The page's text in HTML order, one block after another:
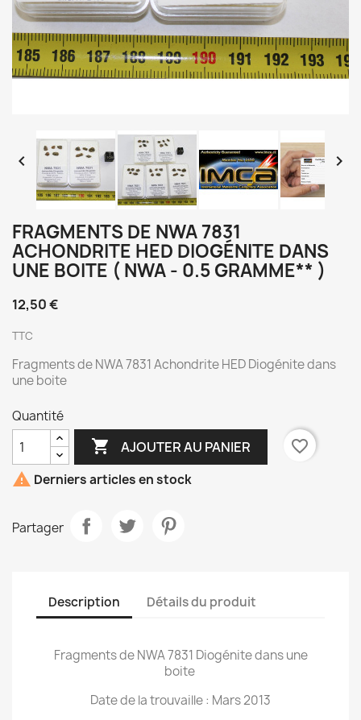
 
FRAGMENTS DE NWA 7831
ACHONDRITE HED DIOGÉNITE DANS
UNE BOITE ( NWA - 0.5 GRAMME** )
12,50 €
TTC
Fragments de NWA 7831 Achondrite HED Diogénite dans
une boite
Quantité
 AJOUTER AU PANIER
favorite_border
 Derniers articles en stock
Partager
Description Détails du produit
Fragments de NWA 7831 Diogénite dans une
boite
Date de la trouvaille : Mars 2013